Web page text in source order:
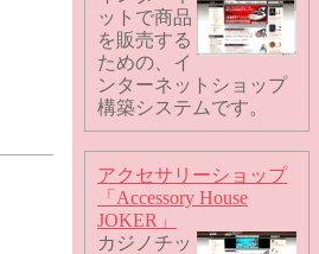
ットで商品
を販売する
ための、イ
ンターネットショップ
構築システムです。
アクセサリーショップ
「Accessory House
JOKER」
カジノチッ